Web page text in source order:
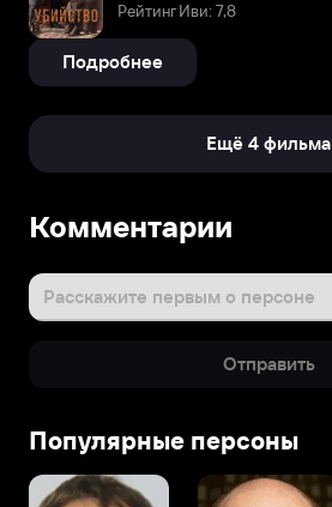
Рейтинг Иви: 7,8
Подробнее
Ещё 4 фильма
Комментарии
Расскажите первым о персоне
Отправить
Популярные персоны